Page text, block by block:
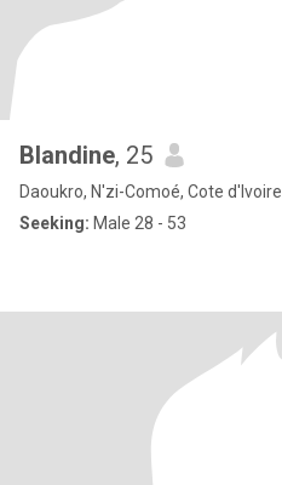
Blandine, 25
Daoukro, N'zi-Comoé, Cote d'Ivoire
Seeking: Male 28 - 53